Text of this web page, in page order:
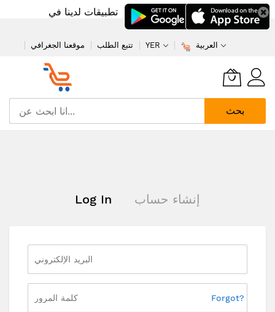
تطبيقات لدينا في
موقعنا الجغرافي تتبع الطلب YER العربية
بحث
Log In إنشاء حساب
Forgot?